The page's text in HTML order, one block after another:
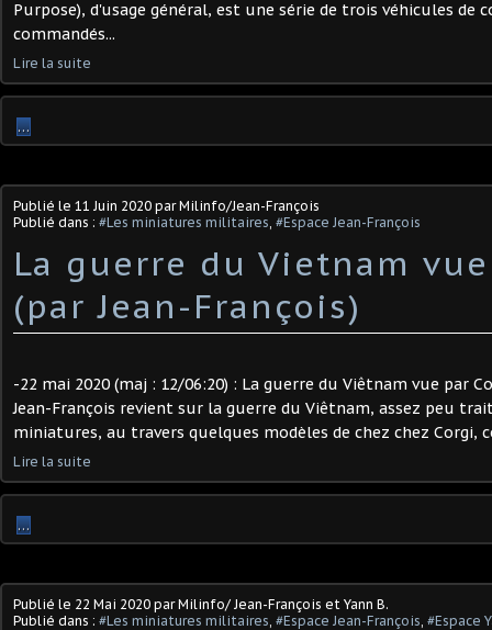
Purpose), d'usage général, est une série de trois véhicules de
commandés...
Lire la suite
…
Publié le 11 Juin 2020 par Milinfo/Jean-François
Publié dans : #Les miniatures militaires, #Espace Jean-François
La guerre du Vietnam
(par Jean-François)
-22 mai 2020 (maj : 12/06:20) : La guerre du Viêtnam vue par
Jean-François revient sur la guerre du Viêtnam, assez peu
miniatures, au travers quelques modèles de chez chez Corgi,
Lire la suite
…
Publié le 22 Mai 2020 par Milinfo/ Jean-François et Yann B.
Publié dans : #Les miniatures militaires, #Espace Jean-François, #Espace